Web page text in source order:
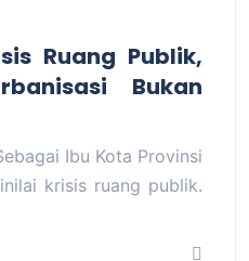
Ruang Publik,
Bukan
Ibu Kota Provinsi
krisis ruang publik.